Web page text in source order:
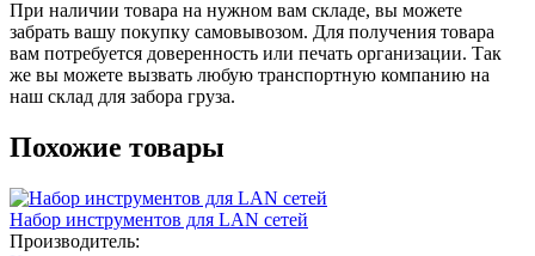
При наличии товара на нужном вам складе, вы можете
забрать вашу покупку самовывозом. Для получения товара
вам потребуется доверенность или печать организации. Так
же вы можете вызвать любую транспортную компанию на
наш склад для забора груза.
Похожие товары
Набор инструментов для LAN сетей
Производитель: